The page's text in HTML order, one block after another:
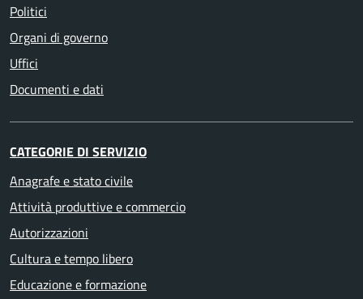
Politici
Organi di governo
Uffici
Documenti e dati
CATEGORIE DI SERVIZIO
Anagrafe e stato civile
Attività produttive e commercio
Autorizzazioni
Cultura e tempo libero
Educazione e formazione